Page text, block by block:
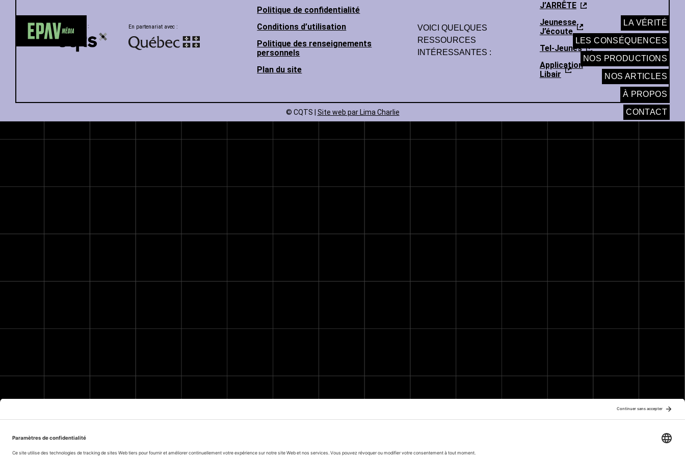
LA VÉRITÉ
LES CONSÉQUENCES
NOS PRODUCTIONS
NOS ARTICLES
À PROPOS
CONTACT
Politique de confidentialité
Conditions d’utilisation
Politique des renseignements
personnels
Plan du site
VOICI QUELQUES
RESSOURCES
INTÉRESSANTES :
J’ARRÊTE
Jeunesse
J’écoute
Tel-Jeunes
Application
Libair
© CQTS | Site web par Lima Charlie